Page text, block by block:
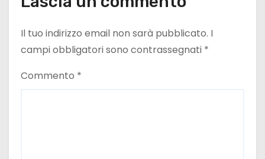
Il tuo indirizzo email non sarà pubblicato. I
campi obbligatori sono contrassegnati *
Commento *